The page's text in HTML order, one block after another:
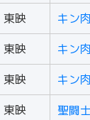
東映 キン
東映 キン
東映 キン
東映 聖闘